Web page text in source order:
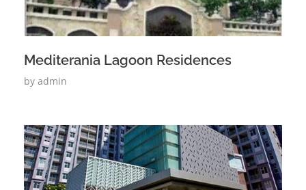
Mediterania Lagoon Residences
by admin